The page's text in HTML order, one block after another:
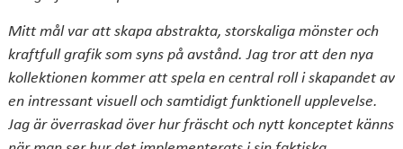
Mitt mål var att skapa abstrakta, storskaliga mönster och
kraftfull grafik som syns på avstånd. Jag tror att den nya
kollektionen kommer att spela en central roll i skapandet av
en intressant visuell och samtidigt funktionell upplevelse.
Jag är överraskad över hur fräscht och nytt konceptet känns